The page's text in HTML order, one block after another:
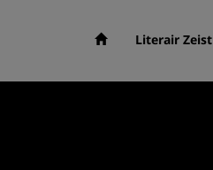
Literair Zeist